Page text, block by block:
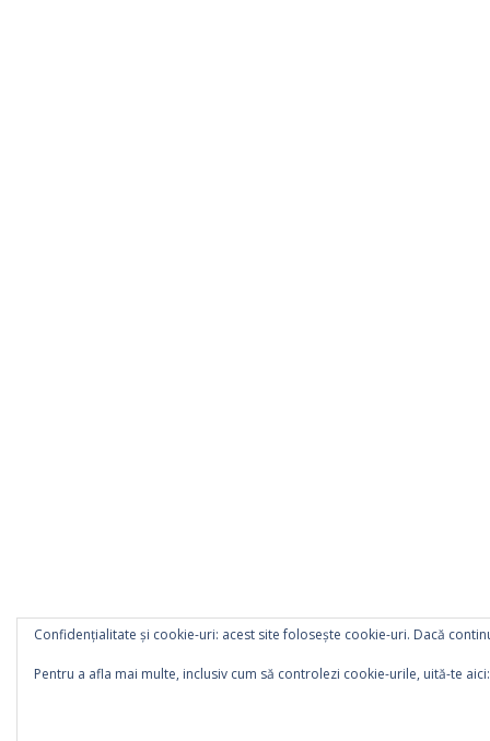
Confidențialitate și cookie-uri: acest site folosește cookie-uri. Dacă
Pentru a afla mai multe, inclusiv cum să controlezi cookie-urile, uită-te